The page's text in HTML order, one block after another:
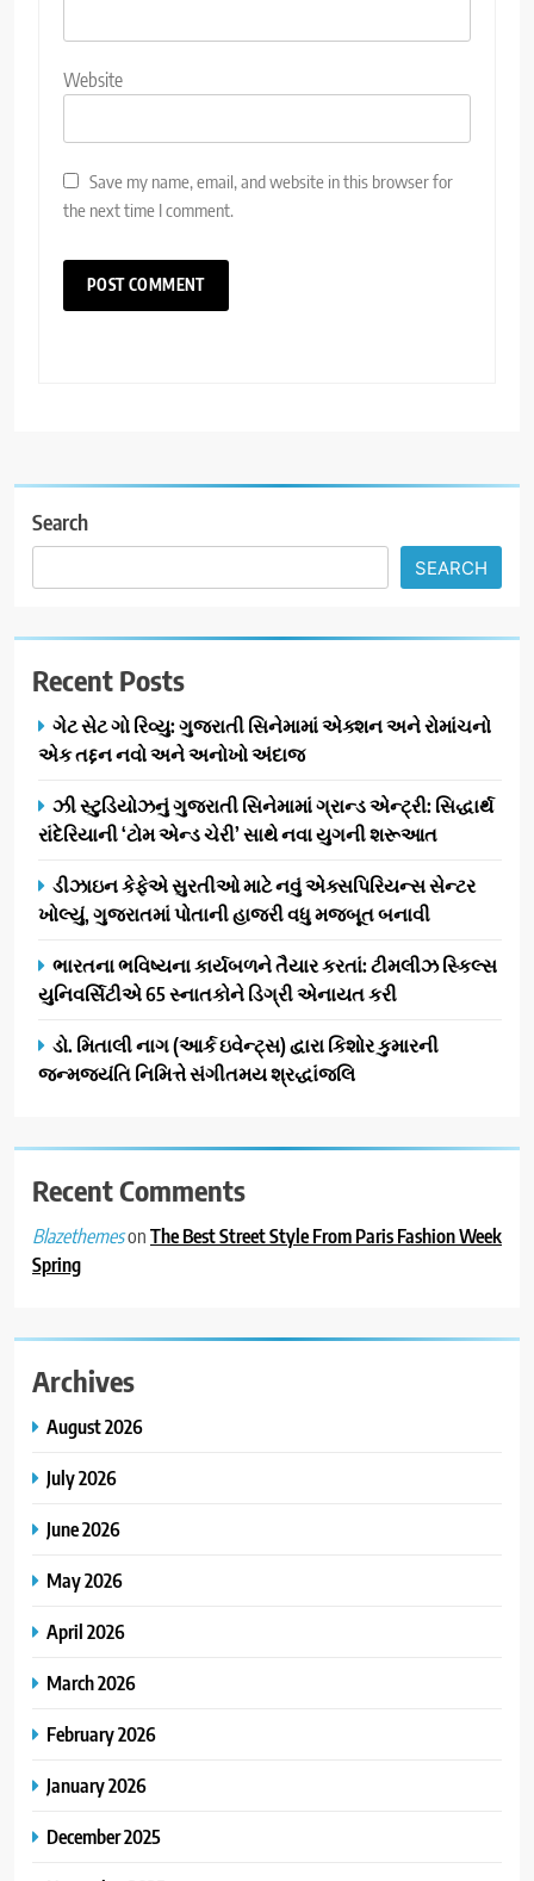
Website
Save my name, email, and website in this browser for
the next time I comment.
Search
SEARCH
Recent Posts
ગેટ સેટ ગો રિવ્યુ: ગુજરાતી સિનેમામાં એક્શન અને રોમાંચનો
એક તદ્દન નવો અને અનોખો અંદાજ
ઝી સ્ટુડિયોઝનું ગુજરાતી સિનેમામાં ગ્રાન્ડ એન્ટ્રી: સિદ્ધાર્થ
રાંદેરિયાની ‘ટોમ એન્ડ ચેરી’ સાથે નવા યુગની શરૂઆત
ડીઝાઇન કેફેએ સુરતીઓ માટે નવું એક્સપિરિયન્સ સેન્ટર
ખોલ્યું, ગુજરાતમાં પોતાની હાજરી વધુ મજબૂત બનાવી
ભારતના ભવિષ્યના કાર્યબળને તૈયાર કરતાં: ટીમલીઝ સ્કિલ્સ
યુનિવર્સિટીએ 65 સ્નાતકોને ડિગ્રી એનાયત કરી
ડો. મિતાલી નાગ (આર્ક ઇવેન્ટ્સ) દ્વારા કિશોર કુમારની
જન્મજયંતિ નિમિત્તે સંગીતમય શ્રદ્ધાંજલિ
Recent Comments
BlazethemesonThe Best Street Style From Paris Fashion Week
Spring
Archives
August 2026
July 2026
June 2026
May 2026
April 2026
March 2026
February 2026
January 2026
December 2025